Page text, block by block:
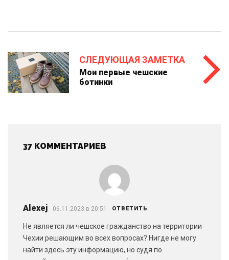
СЛЕДУЮЩАЯ ЗАМЕТКА
Мои первые чешские
ботинки
37 КОММЕНТАРИЕВ
Alexej 06.11.2023 в 20:51 ОТВЕТИТЬ
Не является ли чешское гражданство на территории
Чехии решающим во всех вопросах? Нигде не могу
найти здесь эту информацию, но судя по